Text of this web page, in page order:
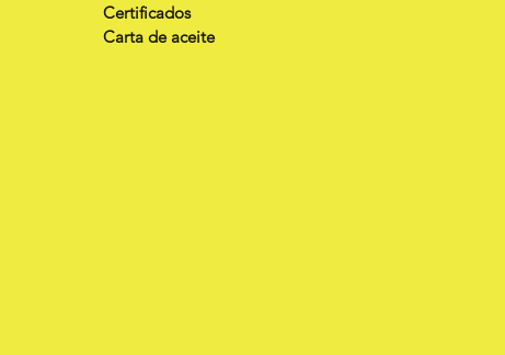
Certificados
Carta de aceite